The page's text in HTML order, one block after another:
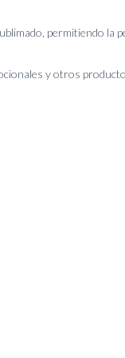
permitiendo la
y otros